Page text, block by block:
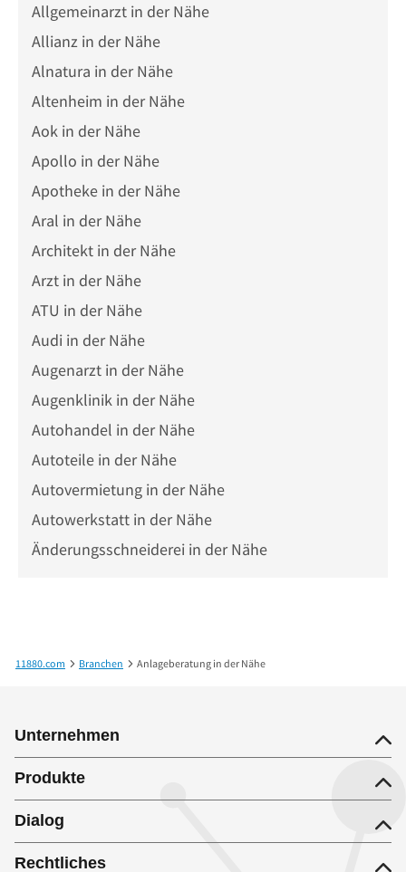
Allgemeinarzt in der Nähe
Allianz in der Nähe
Alnatura in der Nähe
Altenheim in der Nähe
Aok in der Nähe
Apollo in der Nähe
Apotheke in der Nähe
Aral in der Nähe
Architekt in der Nähe
Arzt in der Nähe
ATU in der Nähe
Audi in der Nähe
Augenarzt in der Nähe
Augenklinik in der Nähe
Autohandel in der Nähe
Autoteile in der Nähe
Autovermietung in der Nähe
Autowerkstatt in der Nähe
Änderungsschneiderei in der Nähe
11880.com Branchen Anlageberatung in der Nähe
Unternehmen
Produkte
Dialog
Rechtliches